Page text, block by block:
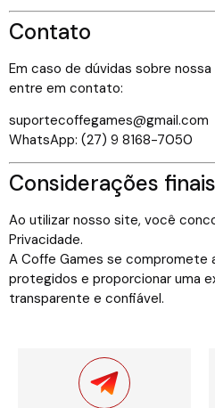
Contato
Em caso de dúvidas sobre
entre em contato:
suportecoffegames@gmail.com
WhatsApp: (27) 9 8168-7050
Considerações finais
Ao utilizar nosso site, você
Privacidade.
A Coffe Games se compromete
protegidos e proporcionar uma
transparente e confiável.